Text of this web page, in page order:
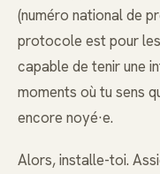
(numéro national de
protocole est pour
capable de tenir une
moments où tu sens
encore noyé·e.
Alors, installe-toi.